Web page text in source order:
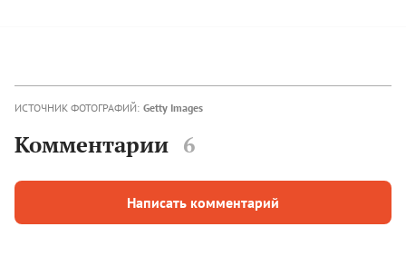
ИСТОЧНИК ФОТОГРАФИЙ: Getty Images
Комментарии 6
Написать комментарий